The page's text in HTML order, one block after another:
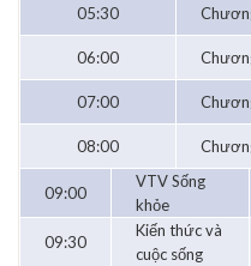
05:30
06:00
07:00
08:00
09:00
VTV Sống
khỏe
09:30
Kiến thức và
cuộc sống